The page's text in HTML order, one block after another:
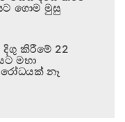
ගොම මුසු
කිරීමේ 22
මහා
නෑ